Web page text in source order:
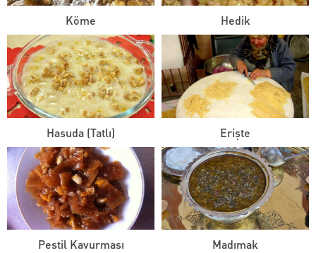
Köme Hedik
Hasuda (Tatlı) Erişte
Pestil Kavurması Madımak